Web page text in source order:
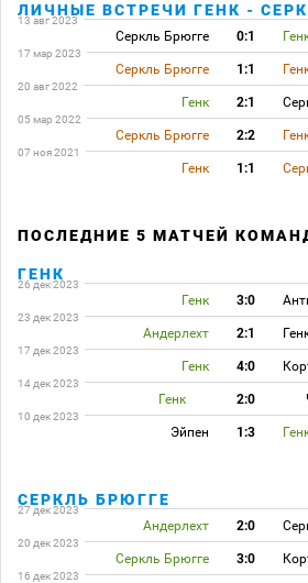
ЛИЧНЫЕ ВСТРЕЧИ ГЕНК -
13 авг 2023
Серкль Брюгге 0:1
17 мар 2023
Серкль Брюгге 1:1
20 авг 2022
Генк 2:1
05 мар 2022
Серкль Брюгге 2:2
07 ноя 2021
Генк 1:1
ПОСЛЕДНИЕ 5 МАТЧЕЙ
ГЕНК
26 дек 2023
Генк 3:0
23 дек 2023
Андерлехт 2:1
17 дек 2023
Генк 4:0
14 дек 2023
Генк 2:0
10 дек 2023
Эйпен 1:3
СЕРКЛЬ БРЮГГЕ
27 дек 2023
Андерлехт 2:0
20 дек 2023
Серкль Брюгге 3:0
16 дек 2023